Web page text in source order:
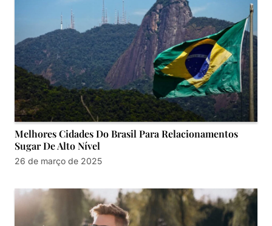
Melhores Cidades Do Brasil Para Relacionamentos
Sugar De Alto Nível
26 de março de 2025